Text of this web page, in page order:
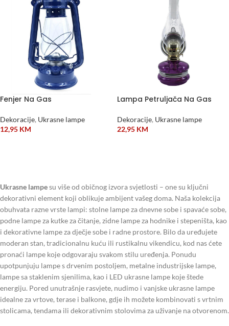
Fenjer Na Gas
Dekoracije, Ukrasne lampe
12,95 KM
Lampa Petruljača Na Gas
Dekoracije, Ukrasne lampe
22,95 KM
Ukrasne lampesu više od običnog izvora svjetlosti – one su ključni
dekorativni element koji oblikuje ambijent vašeg doma. Naša kolekcija
obuhvata razne vrste lampi: stolne lampe za dnevne sobe i spavaće sobe,
podne lampe za kutke za čitanje, zidne lampe za hodnike i stepeništa, kao
i dekorativne lampe za dječje sobe i radne prostore. Bilo da uređujete
moderan stan, tradicionalnu kuću ili rustikalnu vikendicu, kod nas ćete
pronaći lampe koje odgovaraju svakom stilu uređenja. Ponudu
upotpunjuju lampe s drvenim postoljem, metalne industrijske lampe,
lampe sa staklenim sjenilima, kao i LED ukrasne lampe koje štede
energiju. Pored unutrašnje rasvjete, nudimo i vanjske ukrasne lampe
idealne za vrtove, terase i balkone, gdje ih možete kombinovati s vrtnim
stolicama, tendama ili dekorativnim stolovima za uživanje na otvorenom.